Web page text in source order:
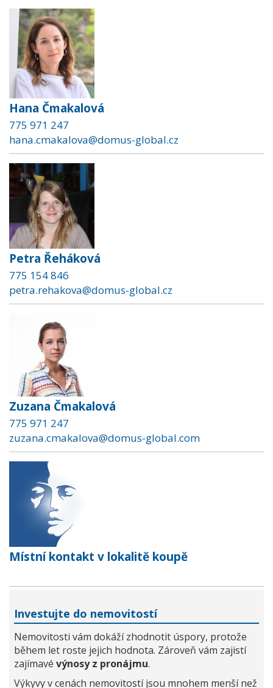
Hana Čmakalová
775 971 247
hana.cmakalova@domus-global.cz
Petra Řeháková
775 154 846
petra.rehakova@domus-global.cz
Zuzana Čmakalová
775 971 247
zuzana.cmakalova@domus-global.com
Místní kontakt v lokalitě koupě
Investujte do nemovitostí
Nemovitosti vám dokáží zhodnotit úspory, protože
během let roste jejich hodnota. Zároveň vám zajistí
zajímavé výnosy z pronájmu.
Výkyvy v cenách nemovitostí jsou mnohem menší než